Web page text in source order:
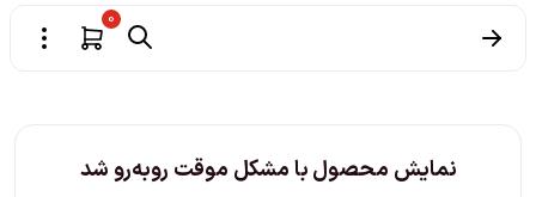
0
نمایش محصول با مشکل موقت روبه‌رو شد